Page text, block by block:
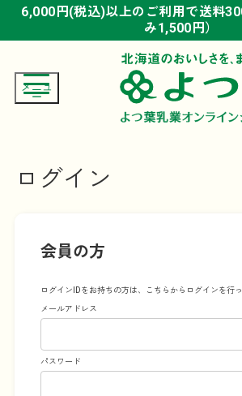
6,000円(税込)以上のご利用で送料
み1,500円）
6,000円(税込)以上のご利用で送料
み1,500円）
6,000円(税込)以上のご利用で送料
み1,500円）
ログイン
会員の方
ログインIDをお持ちの方は、こちらからログインを行っ
メールアドレス
パスワード